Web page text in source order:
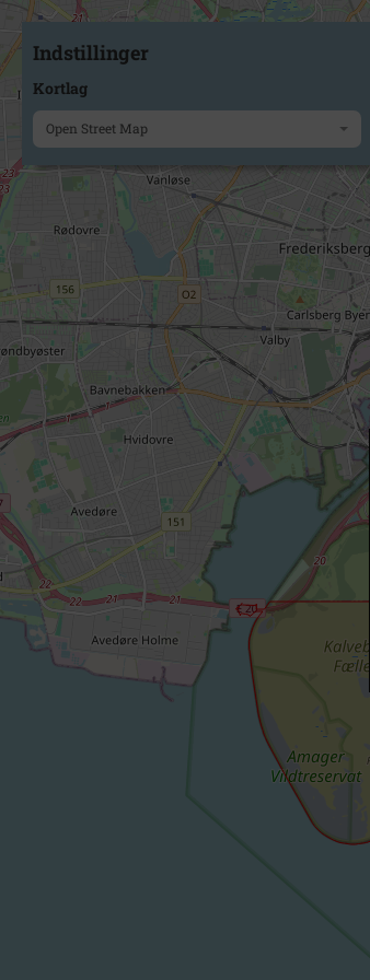
Indstillinger
Kortlag
Open Street Map